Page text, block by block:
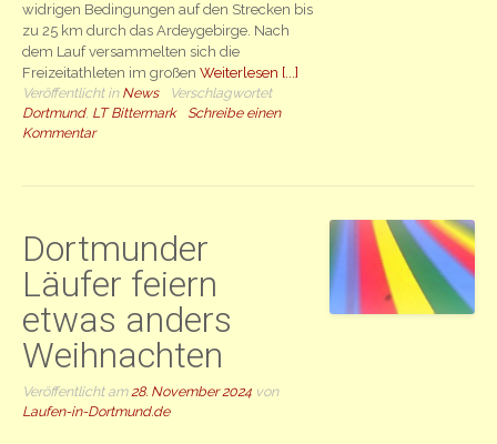
widrigen Bedingungen auf den Strecken bis
zu 25 km durch das Ardeygebirge. Nach
dem Lauf versammelten sich die
Freizeitathleten im großenWeiterlesen [...]
Veröffentlicht in News
Verschlagwortet
Dortmund, LT Bittermark
Schreibe einen
Kommentar
Dortmunder
Läufer feiern
etwas anders
Weihnachten
Veröffentlicht am28. November 2024 von
Laufen-in-Dortmund.de